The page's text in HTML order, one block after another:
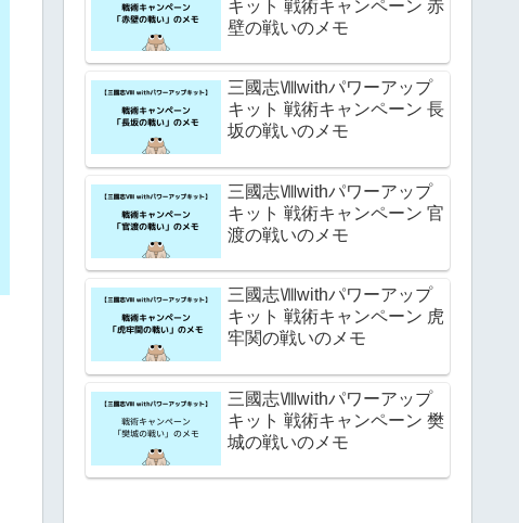
キット 戦術キャンペーン 赤
壁の戦いのメモ
三國志Ⅷwithパワーアップ
キット 戦術キャンペーン 長
坂の戦いのメモ
三國志Ⅷwithパワーアップ
キット 戦術キャンペーン 官
渡の戦いのメモ
三國志Ⅷwithパワーアップ
キット 戦術キャンペーン 虎
牢関の戦いのメモ
三國志Ⅷwithパワーアップ
キット 戦術キャンペーン 樊
城の戦いのメモ